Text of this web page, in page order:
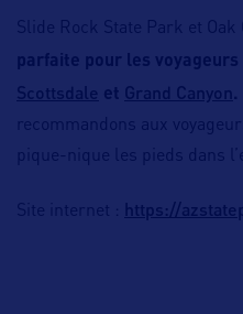
Slide Rock State Park et
parfaite pour les
Scottsdale et Grand Canyon .
recommandons aux
pique-nique les pieds dans
Site internet : https://